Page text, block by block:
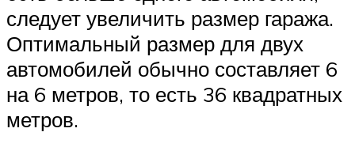
следует увеличить размер гаража.
Оптимальный размер для двух
автомобилей обычно составляет 6
на 6 метров, то есть 36 квадратных
метров.